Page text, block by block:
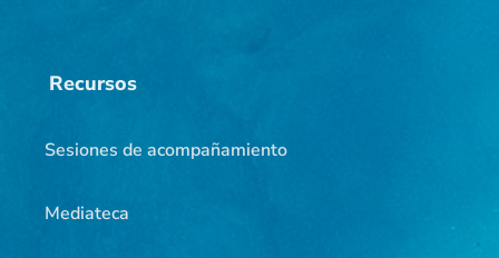
Recursos
Sesiones de acompañamiento
Mediateca